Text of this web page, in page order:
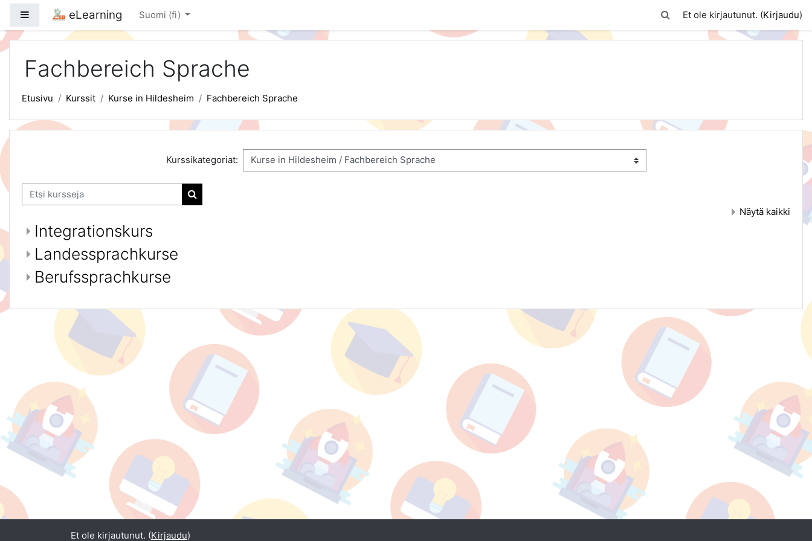
Siirry pääsisältöön
SivupaneelieLearning Suomi ‎(fi)‎ Vaihda hakusyöttöä
Et ole kirjautunut. (Kirjaudu)
Fachbereich Sprache
Etusivu Kurssit Kurse in Hildesheim Fachbereich Sprache
Kurssikategoriat:
Etsi kursseja
Etsi kursseja Näytä kaikki
Integrationskurs
Landessprachkurse
Berufssprachkurse
Et ole kirjautunut. (Kirjaudu)